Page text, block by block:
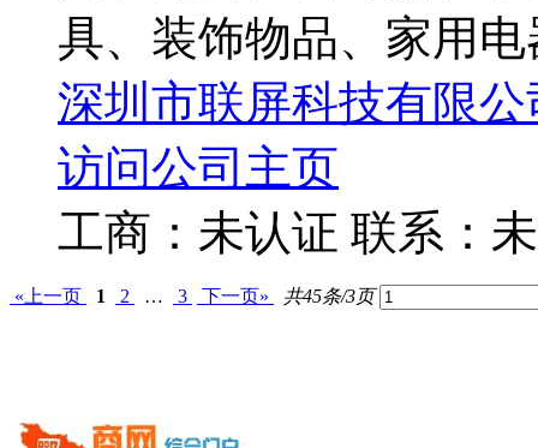
具、装饰物品、家用
深圳市联屏科技有限公
访问公司主页
工商： 未认证 联系：
«上一页 1 2 … 3 下一页» 共45条/3页